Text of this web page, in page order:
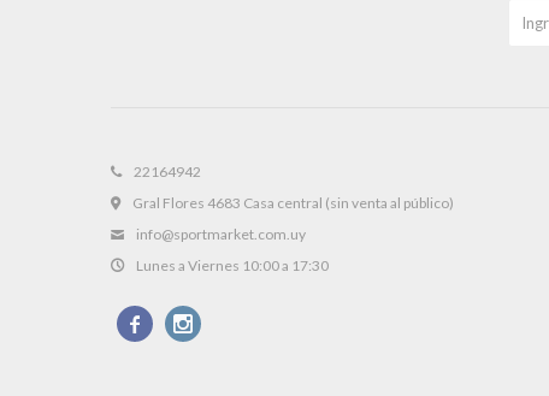
22164942
Gral Flores 4683 Casa central (sin venta al público)
info@sportmarket.com.uy
Lunes a Viernes 10:00 a 17:30
 